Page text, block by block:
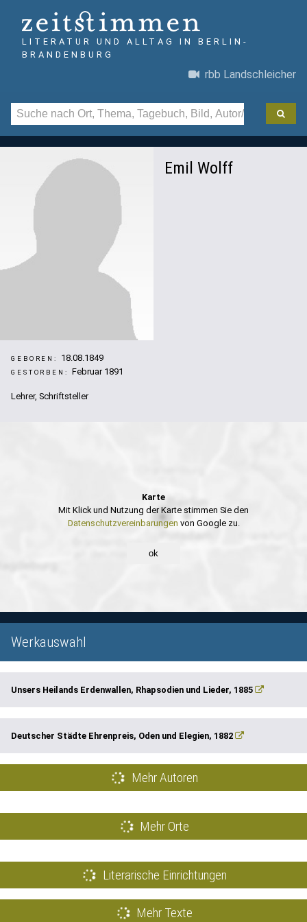
LITERATUR UND ALLTAG IN BERLIN-
BRANDENBURG
rbb Landschleicher
Emil Wolff
GEBOREN: 18.08.1849
GESTORBEN: Februar 1891
Lehrer, Schriftsteller
Karte
Mit Klick und Nutzung der Karte stimmen Sie den
Datenschutzvereinbarungen von Google zu.
ok
Werkauswahl
Unsers Heilands Erdenwallen, Rhapsodien und Lieder, 1885
Deutscher Städte Ehrenpreis, Oden und Elegien, 1882
Mehr Autoren
Mehr Orte
Literarische Einrichtungen
Mehr Texte